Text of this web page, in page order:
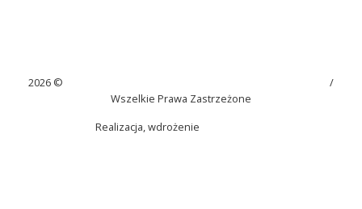
2026 ©
/
Wszelkie Prawa Zastrzeżone
Realizacja, wdrożenie